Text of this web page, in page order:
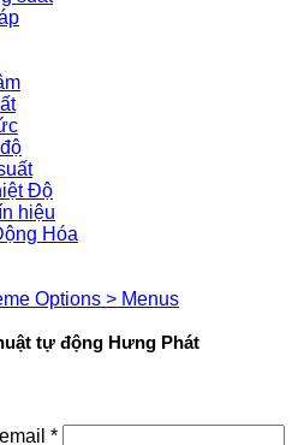
Độ
hiệu
Hóa
Options > Menus
tự động Hưng Phát
*